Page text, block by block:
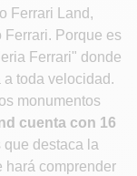
Ferrari Land,
Ferrari. Porque es
Ferrari" donde
toda velocidad.
monumentos
cuenta con 16
que destaca la
hará comprender